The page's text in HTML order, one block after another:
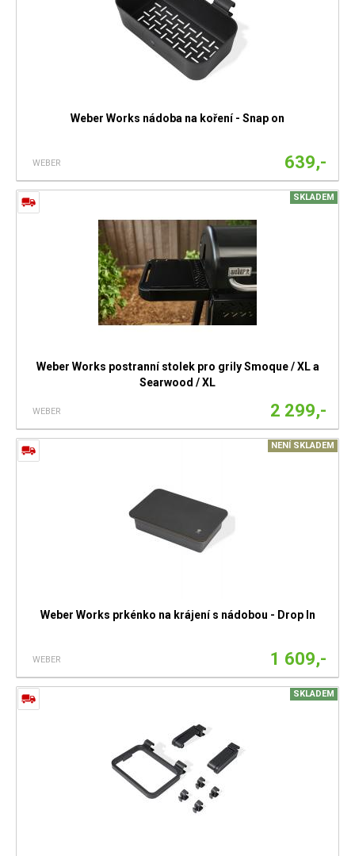
Weber Works nádoba na koření - Snap on
WEBER 639,-
SKLADEM
Weber Works postranní stolek pro grily Smoque / XL a
Searwood / XL
WEBER 2 299,-
NENÍ SKLADEM
Weber Works prkénko na krájení s nádobou - Drop In
WEBER 1 609,-
SKLADEM